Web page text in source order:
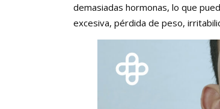
demasiadas hormonas, lo que
excesiva, pérdida de peso,